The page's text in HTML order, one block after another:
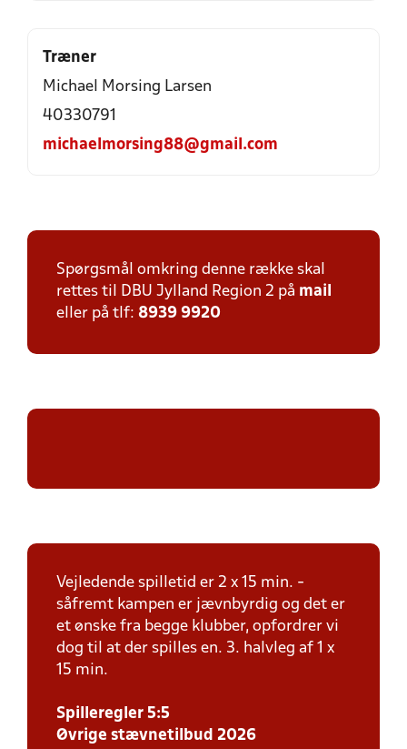
Træner
Michael Morsing Larsen
40330791
michaelmorsing88@gmail.com
Spørgsmål omkring denne række skal
rettes til DBU Jylland Region 2 på mail
eller på tlf: 8939 9920
Vejledende spilletid er 2 x 15 min. -
såfremt kampen er jævnbyrdig og det er
et ønske fra begge klubber, opfordrer vi
dog til at der spilles en. 3. halvleg af 1 x
15 min.
Spilleregler 5:5
Øvrige stævnetilbud 2026